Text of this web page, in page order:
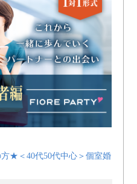
★＜40代50代中心＞個室婚